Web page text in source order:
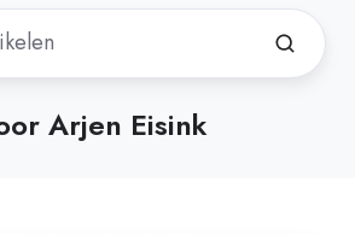
Arjen Eisink